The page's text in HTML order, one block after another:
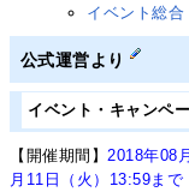
イベント総合
公式運営より
イベント・キャンペ
【開催期間】 2018年08
月11日（火）13:59まで